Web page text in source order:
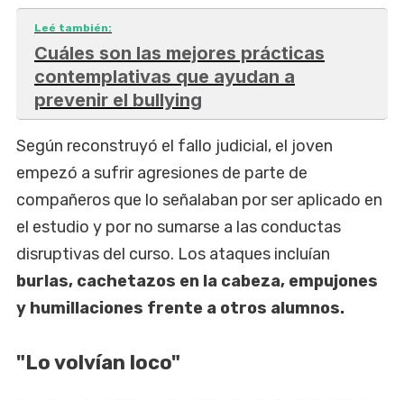
Leé también:
Cuáles son las mejores prácticas
contemplativas que ayudan a
prevenir el bullying
Según reconstruyó el fallo judicial, el joven
empezó a sufrir agresiones de parte de
compañeros que lo señalaban por ser aplicado en
el estudio y por no sumarse a las conductas
disruptivas del curso. Los ataques incluían
burlas, cachetazos en la cabeza, empujones
y humillaciones frente a otros alumnos.
"Lo volvían loco"